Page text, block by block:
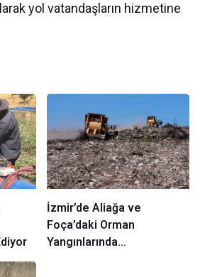
yol vatandaşların hizmetine
İzmir’de Aliağa ve
Foça’daki Orman
Yangınlarında